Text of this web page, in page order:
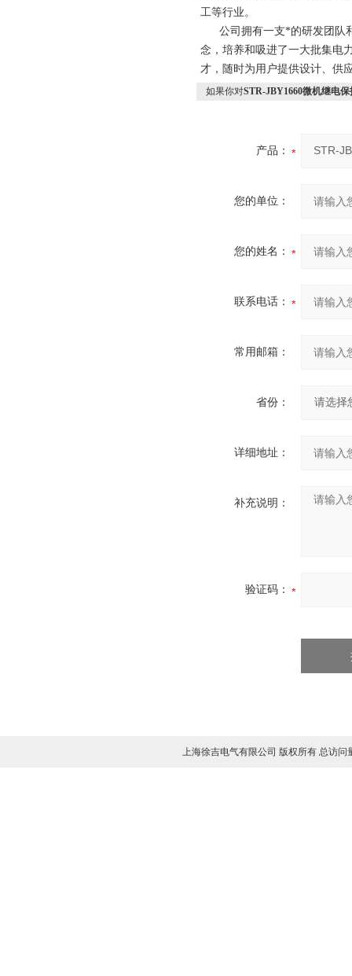
工等行业。
公司拥有一支*的研发团队和
念，培养和吸进了一大批集电
才，随时为用户提供设计、供
如果你对STR-JBY1660微机继电
产品：
您的单位：
您的姓名：
联系电话：
常用邮箱：
省份：
详细地址：
补充说明：
验证码：
上海徐吉电气有限公司 版权所有 总访问